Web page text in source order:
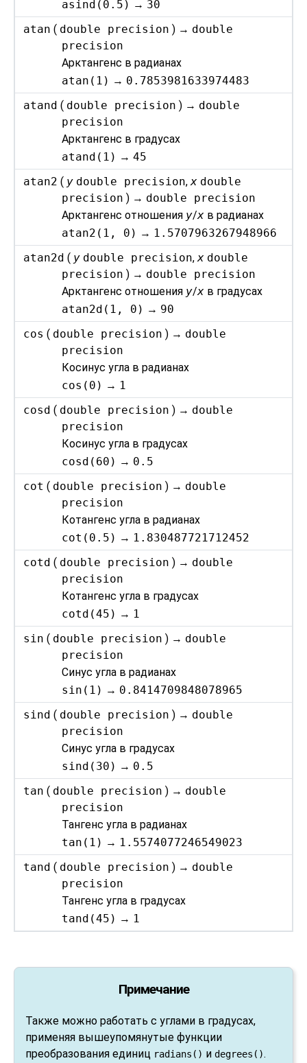
asind(0.5) → 30
atan ( double precision ) → double
precision
Арктангенс в радианах
atan(1) → 0.7853981633974483
atand ( double precision ) → double
precision
Арктангенс в градусах
atand(1) →45
atan2 ( y double precision,x double
precision ) → double precision
Арктангенс отношения y/x в радианах
atan2(1, 0) → 1.5707963267948966
atan2d ( y double precision,x double
precision ) → double precision
Арктангенс отношения y/x в градусах
atan2d(1, 0) → 90
cos ( double precision ) → double
precision
Косинус угла в радианах
cos(0) → 1
cosd ( double precision ) → double
precision
Косинус угла в градусах
cosd(60) → 0.5
cot ( double precision ) → double
precision
Котангенс угла в радианах
cot(0.5) → 1.830487721712452
cotd ( double precision ) → double
precision
Котангенс угла в градусах
cotd(45) → 1
sin ( double precision ) → double
precision
Синус угла в радианах
sin(1) → 0.8414709848078965
sind ( double precision ) → double
precision
Синус угла в градусах
sind(30) → 0.5
tan ( double precision ) → double
precision
Тангенс угла в радианах
tan(1) → 1.5574077246549023
tand ( double precision ) → double
precision
Тангенс угла в градусах
tand(45) → 1
Примечание
Также можно работать с углами в градусах,
применяя вышеупомянутые функции
преобразования единиц radians() и degrees().